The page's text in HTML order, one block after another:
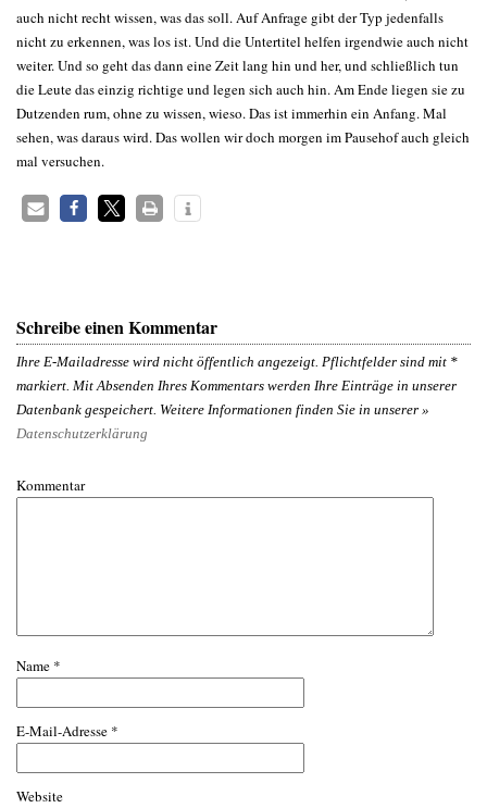
auch nicht recht wissen, was das soll. Auf Anfrage gibt der Typ jedenfalls
nicht zu erkennen, was los ist. Und die Untertitel helfen irgendwie auch nicht
weiter. Und so geht das dann eine Zeit lang hin und her, und schließlich tun
die Leute das einzig richtige und legen sich auch hin. Am Ende liegen sie zu
Dutzenden rum, ohne zu wissen, wieso. Das ist immerhin ein Anfang. Mal
sehen, was daraus wird. Das wollen wir doch morgen im Pausehof auch gleich
mal versuchen.
Schreibe einen Kommentar
Ihre E-Mailadresse wird nicht öffentlich angezeigt. Pflichtfelder sind mit *
markiert. Mit Absenden Ihres Kommentars werden Ihre Einträge in unserer
Datenbank gespeichert. Weitere Informationen finden Sie in unserer »
Datenschutzerklärung
Kommentar
Name *
E-Mail-Adresse *
Website